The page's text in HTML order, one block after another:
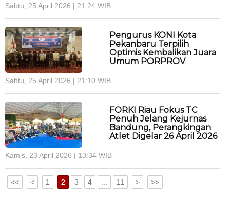
Sabtu, 25 April 2026 | 21:24 WIB
Pengurus KONI Kota
Pekanbaru Terpilih
Optimis Kembalikan Juara
Umum PORPROV
Sabtu, 25 April 2026 | 21:10 WIB
FORKI Riau Fokus TC
Penuh Jelang Kejurnas
Bandung, Perangkingan
Atlet Digelar 26 April 2026
Kamis, 23 April 2026 | 13:34 WIB
<< < 1 2 3 4 11 > >>